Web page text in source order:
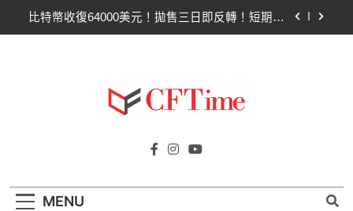
比特幣ETF三日吸金6.26億美元！貝萊德IBIT獨佔
以太幣區間壓縮！100日均線1,920成關鍵 期貨槓
桿比率逼近0.65
比特幣ETF三日吸金6.26億美元！貝萊德IBIT獨佔
CLARITY法案最後闖關！開發者免責與總統道德條
Cftime.io
AI（ChatGPT）、區塊鏈、NFT、加密貨
MENU